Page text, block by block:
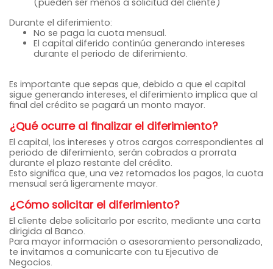
(pueden ser menos a solicitud del cliente)
Durante el diferimiento:
No se paga la cuota mensual.
El capital diferido continúa generando intereses
durante el periodo de diferimiento.
Es importante que sepas que, debido a que el capital
sigue generando intereses, el diferimiento implica que al
final del crédito se pagará un monto mayor.
¿Qué ocurre al finalizar el diferimiento?
El capital, los intereses y otros cargos correspondientes al
periodo de diferimiento, serán cobrados a prorrata
durante el plazo restante del crédito.
Esto significa que, una vez retomados los pagos, la cuota
mensual será ligeramente mayor.
¿Cómo solicitar el diferimiento?
El cliente debe solicitarlo por escrito, mediante una carta
dirigida al Banco.
Para mayor información o asesoramiento personalizado,
te invitamos a comunicarte con tu Ejecutivo de
Negocios.